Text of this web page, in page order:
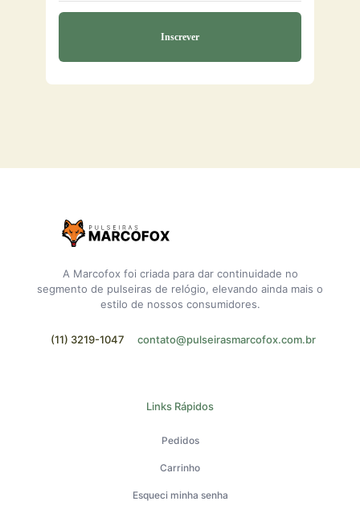
A Marcofox foi criada para dar continuidade no
segmento de pulseiras de relógio, elevando ainda mais o
estilo de nossos consumidores.
(11) 3219-1047 contato@pulseirasmarcofox.com.br
Links Rápidos
Pedidos
Carrinho
Esqueci minha senha